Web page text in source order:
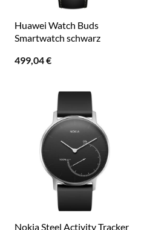
Huawei Watch Buds
Smartwatch schwarz
499,04€
Nokia Steel Activity Tracker